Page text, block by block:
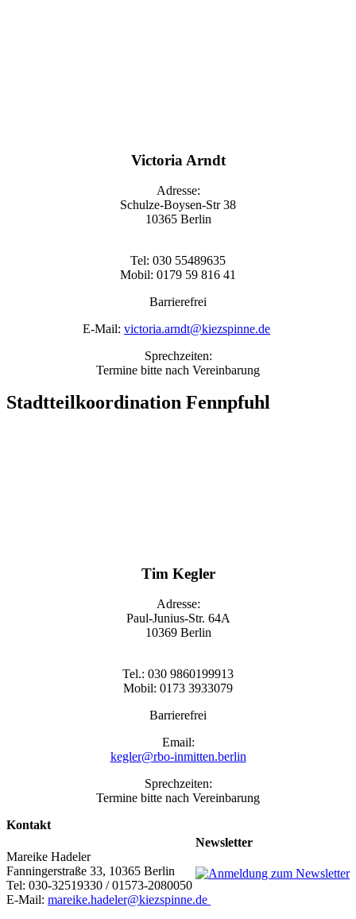
Victoria Arndt
Adresse:
Schulze-Boysen-Str 38
10365 Berlin
Tel: 030 55489635
Mobil: 0179 59 816 41
Barrierefrei
E-Mail: victoria.arndt@kiezspinne.de
Sprechzeiten:
Termine bitte nach Vereinbarung
Stadtteilkoordination Fennpfuhl
Tim Kegler
Adresse:
Paul-Junius-Str. 64A
10369 Berlin
Tel.: 030 9860199913
Mobil: 0173 3933079
Barrierefrei
Email:
kegler@rbo-inmitten.berlin
Sprechzeiten:
Termine bitte nach Vereinbarung
Newsletter
Kontakt
Mareike Hadeler
Fanningerstraße 33, 10365 Berlin
Tel: 030-32519330 / 01573-2080050
E-Mail: mareike.hadeler@kiezspinne.de